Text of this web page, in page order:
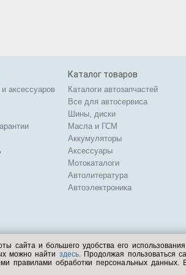
аксессуаров
Каталог товаров
Каталоги автозапчастей
Все для автосервиса
Шины, диски
Масла и ГСМ
Аккумуляторы
Аксессуары
Мотокаталоги
Автолитература
Автоэлектроника
сайта и большего удобства его
можно найти здесь. Продолжая пользоваться
правилами обработки персональных